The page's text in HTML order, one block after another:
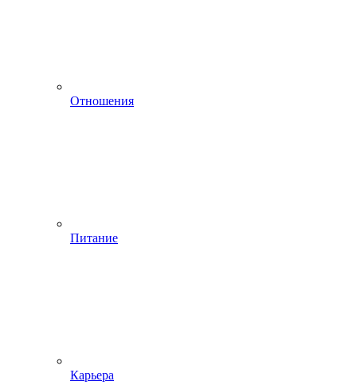
Отношения
Питание
Карьера